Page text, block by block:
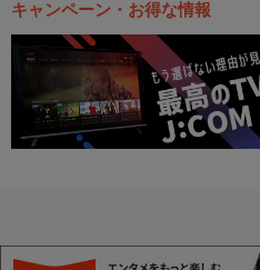
キャンペーン・お得な情報